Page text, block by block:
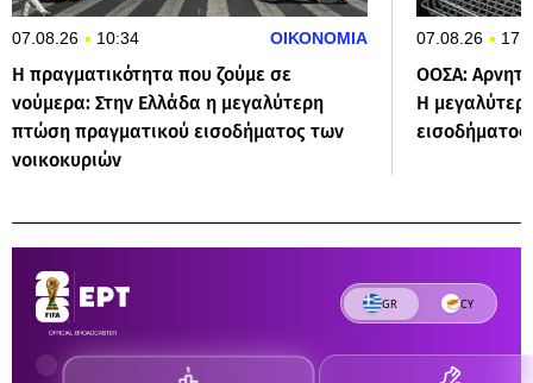
07.08.26 10:34 ΟΙΚΟΝΟΜΙΑ
Η πραγματικότητα που ζούμε σε
νούμερα: Στην Ελλάδα η μεγαλύτερη
πτώση πραγματικού εισοδήματος των
νοικοκυριών
07.08.26
ΟΟΣΑ:
Η